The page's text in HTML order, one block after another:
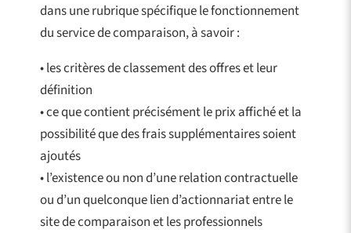
dans une rubrique spécifique le fonctionnement
du service de comparaison, à savoir :
• les critères de classement des offres et leur
définition
• ce que contient précisément le prix affiché et la
possibilité que des frais supplémentaires soient
ajoutés
• l’existence ou non d’une relation contractuelle
ou d’un quelconque lien d’actionnariat entre le
site de comparaison et les professionnels